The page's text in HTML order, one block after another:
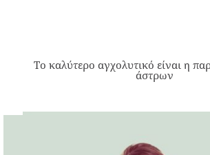
Το καλύτερο αγχολυτικό είναι η
άστρων